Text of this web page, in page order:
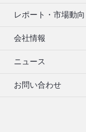
レポート・市場動向
会社情報
ニュース
お問い合わせ